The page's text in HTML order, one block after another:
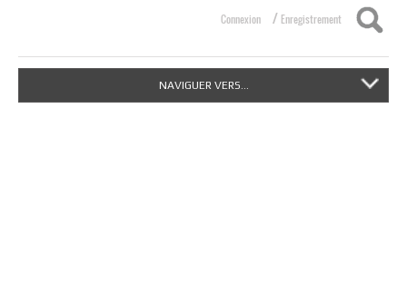
Connexion / Enregistrement
NAVIGUER VERS...